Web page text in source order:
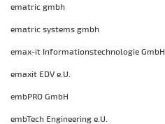
ematric gmbh
ematric systems gmbh
emax-it Informationstechnologie GmbH
emaxit EDV e.U.
embPRO GmbH
embTech Engineering e.U.